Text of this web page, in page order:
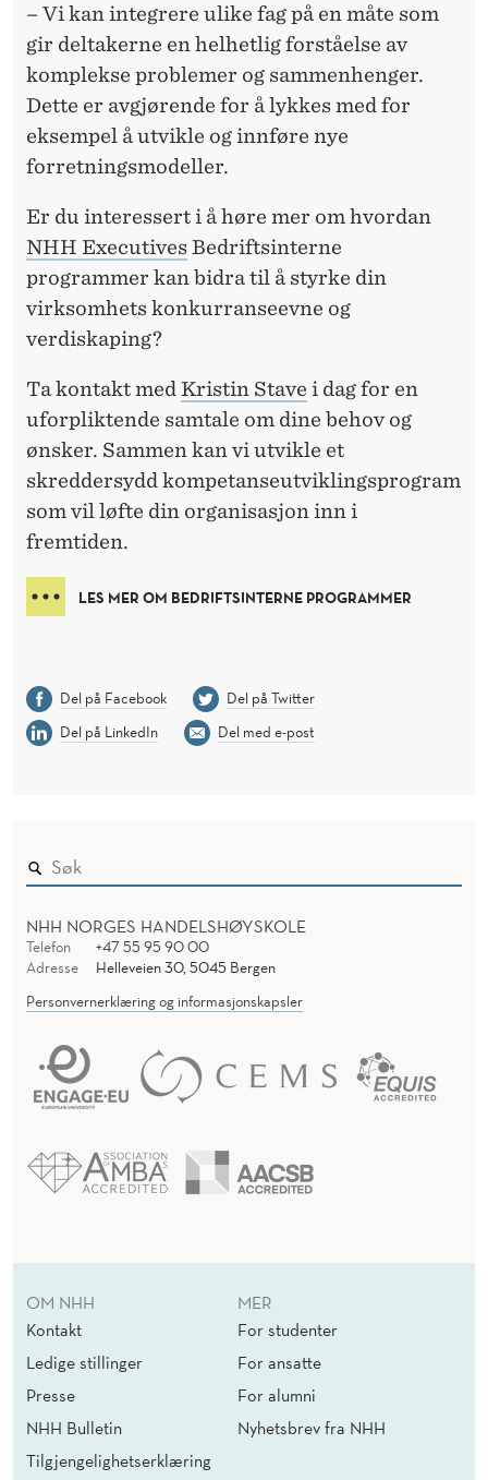
– Vi kan integrere ulike fag på en måte som
gir deltakerne en helhetlig forståelse av
komplekse problemer og sammenhenger.
Dette er avgjørende for å lykkes med for
eksempel å utvikle og innføre nye
forretningsmodeller.
Er du interessert i å høre mer om hvordan
NHH ExecutivesBedriftsinterne
programmer kan bidra til å styrke din
virksomhets konkurranseevne og
verdiskaping?
Ta kontakt med Kristin Stave i dag for en
uforpliktende samtale om dine behov og
ønsker. Sammen kan vi utvikle et
skreddersydd kompetanseutviklingsprogram
som vil løfte din organisasjon inn i
fremtiden.
LES MER OM BEDRIFTSINTERNE PROGRAMMER
Del på Facebook
Del på Twitter
Del på LinkedIn
Del med e-post
NHH NORGES HANDELSHØYSKOLE
Telefon
+47 55 95 90 00
Adresse
Helleveien 30, 5045 Bergen
Personvernerklæring og informasjonskapsler
OM NHH
Kontakt
Ledige stillinger
Presse
NHH Bulletin
Tilgjengelighetserklæring
MER
For studenter
For ansatte
For alumni
Nyhetsbrev fra NHH